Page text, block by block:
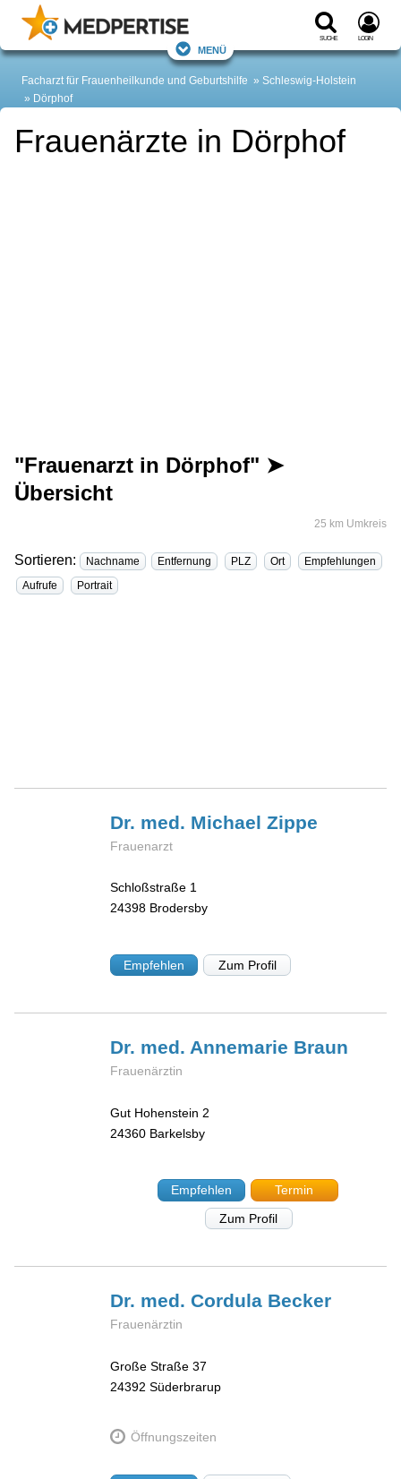
Suche Login
Menü
Facharzt für Frauenheilkunde und Geburtshilfe
Schleswig-Holstein
Dörphof
Frauenärzte in Dörphof
"Frauenarzt in Dörphof" ➤
Übersicht
25 km Umkreis
Sortieren: Nachname Entfernung PLZ Ort
Empfehlungen
Aufrufe
Portrait
Dr. med. MichaelZippe
Frauenarzt
Schloßstraße 1
24398 Brodersby
Empfehlen Zum Profil
Dr. med. Annemarie Braun
Frauenärztin
Gut Hohenstein 2
24360 Barkelsby
Empfehlen
Termin
Zum Profil
Dr. med. Cordula Becker
Frauenärztin
Große Straße 37
24392 Süderbrarup
Öffnungszeiten